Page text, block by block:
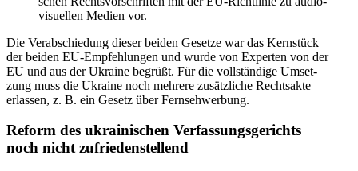
vi­su­el­len Medien vor.
Die Ver­ab­schie­dung dieser beiden Gesetze war das Kern­stück
der beiden EU-Emp­feh­lun­gen und wurde von Exper­ten von der
EU und aus der Ukraine begrüßt. Für die voll­stän­dige Umset­
zung muss die Ukraine noch mehrere zusätz­li­che Rechts­akte
erlas­sen, z. B. ein Gesetz über Fernsehwerbung.
Reform des ukrai­ni­schen Ver­fas­sungs­ge­richts
noch nicht zufriedenstellend